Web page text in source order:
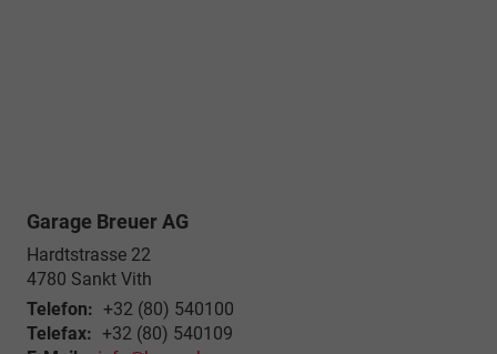
Garage Breuer AG
Hardtstrasse 22
4780 Sankt Vith
Telefon: +32 (80) 540100
Telefax: +32 (80) 540109